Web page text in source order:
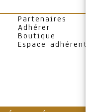
Partenaires
Adhérer
Boutique
Espace adhérent